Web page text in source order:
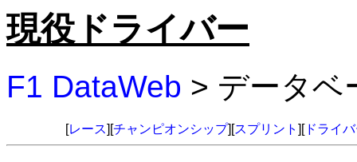
現役ドライバー
F1 DataWeb > データベ
[レース][チャンピオンシップ][スプリント ][ドライ